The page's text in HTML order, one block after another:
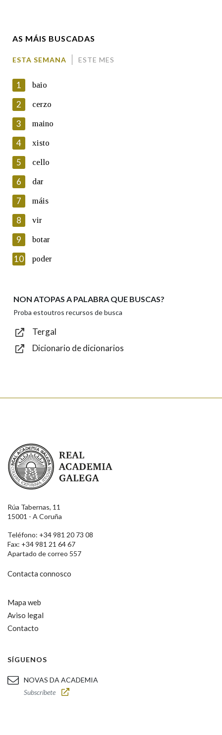
En cumprimento da normativa vixente en materia de
Protección de Datos de Carácter Persoal, a Real Academia
Galega informa a aqueles usuarios que faciliten o seu correo
electrónico, así como calquera outra información de carácter
persoal, que estes datos serán obxecto de tratamento
automatizado de carácter confidencial e incorporados aos seus
ficheiros informáticos. Así mesmo, os usuarios poderán exercer o
seu dereito de acceso, rectificación, oposición e cancelación dos
seus datos poñéndose en contacto connosco.
Lin e acepto as condicións da política de
Introduce o código que aparece na imaxe:
Texto de verificación
AS MÁIS BUSCADAS
ESTA SEMANA ESTE MES
1 baio
2 cerzo
3 maino
4 xisto
5 cello
6 dar
7 máis
8 vir
9 botar
10 poder
NON ATOPAS A PALABRA QUE BUSCAS?
Proba estoutros recursos de busca
Tergal
Dicionario de dicionarios
Real Academia Galega
Rúa Tabernas, 11
15001 - A Coruña
Teléfono: +34 981 20 73 08
Fax: +34 981 21 64 67
Apartado de correo 557
Contacta connosco
Mapa web
Aviso legal
Contacto
SÍGUENOS
NOVAS DA ACADEMIA
Subscríbete